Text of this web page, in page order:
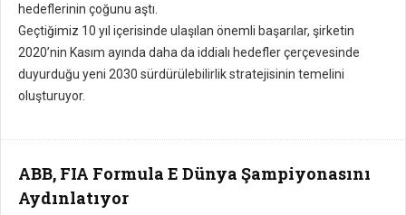
hedeflerinin çoğunu aştı.
Geçtiğimiz 10 yıl içerisinde ulaşılan önemli başarılar, şirketin
2020’nin Kasım ayında daha da iddialı hedefler çerçevesinde
duyurduğu yeni 2030 sürdürülebilirlik stratejisinin temelini
oluşturuyor.
ABB, FIA Formula E Dünya Şampiyonasını
Aydınlatıyor